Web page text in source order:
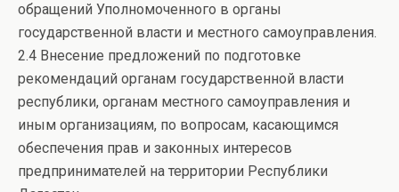
обращений Уполномоченного в органы
государственной власти и местного самоуправления.
2.4 Внесение предложений по подготовке
рекомендаций органам государственной власти
республики, органам местного самоуправления и
иным организациям, по вопросам, касающимся
обеспечения прав и законных интересов
предпринимателей на территории Республики